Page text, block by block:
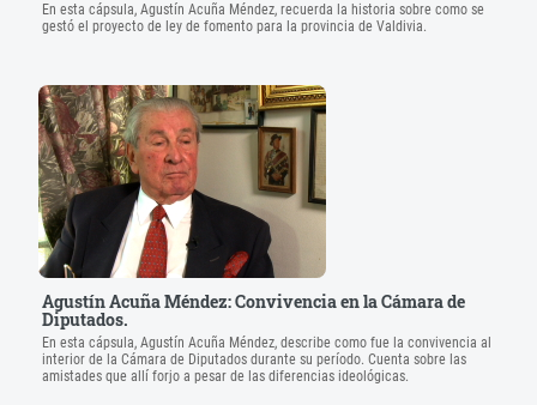
En esta cápsula, Agustín Acuña Méndez, recuerda la historia sobre como se
gestó el proyecto de ley de fomento para la provincia de Valdivia.
Agustín Acuña Méndez: Convivencia en la Cámara de
Diputados.
En esta cápsula, Agustín Acuña Méndez, describe como fue la convivencia al
interior de la Cámara de Diputados durante su período. Cuenta sobre las
amistades que allí forjo a pesar de las diferencias ideológicas.